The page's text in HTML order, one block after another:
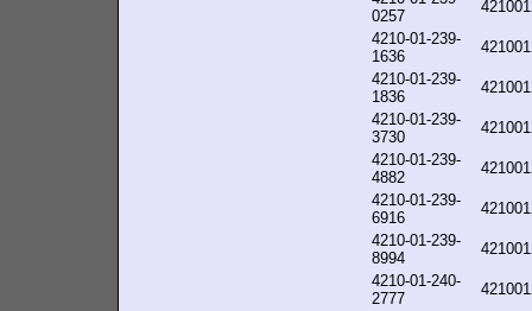
0257
4210-01-239-
1636
4210-01-239-
1836
4210-01-239-
3730
4210-01-239-
4882
4210-01-239-
6916
4210-01-239-
8994
4210-01-240-
2777